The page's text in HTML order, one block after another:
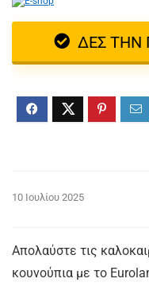
ΔΕΣ ΤΗΝ
10 Ιουλίου 2025
Απολαύστε τις
κουνούπια με το